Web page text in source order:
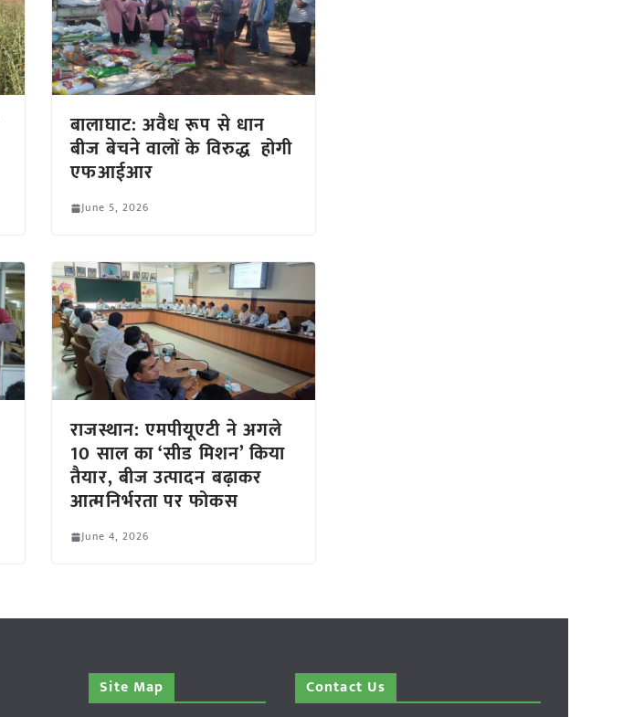
बालाघाट: अवैध रूप से धान
बीज बेचने वालों के विरुद्ध होगी
एफआईआर
June 5, 2026
राजस्थान: एमपीयूएटी ने अगले
10 साल का ‘सीड मिशन’ किया
तैयार, बीज उत्पादन बढ़ाकर
आत्मनिर्भरता पर फोकस
June 4, 2026
Site Map Contact Us